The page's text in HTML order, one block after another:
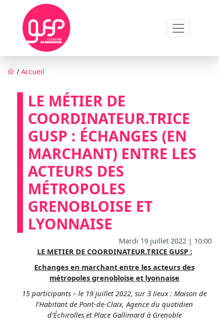
Aller au contenu principal
Fil d'Ariane
/Accueil
LE MÉTIER DE
COORDINATEUR.TRICE
GUSP : ÉCHANGES (EN
MARCHANT) ENTRE LES
ACTEURS DES
MÉTROPOLES
GRENOBLOISE ET
LYONNAISE
Mardi 19 juillet 2022 | 10:00
LE METIER DE COORDINATEUR.TRICE GUSP :
Echanges en marchant entre les acteurs des
métropoles grenobloise et lyonnaise
15 participants – le 19 juillet 2022, sur 3 lieux : Maison de
l’Habitant de Pont-de-Claix, Agence du quotidien
d’Échirolles et Place Gallimard à Grenoble